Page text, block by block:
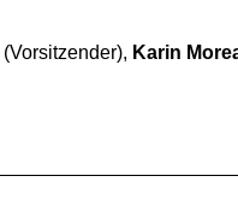
(Vorsitzender), Karin